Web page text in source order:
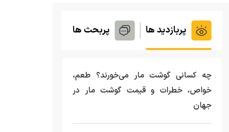
پربازدید ها پربحث ها
چه کسانی گوشت مار می‌خورند؟ طعم،
خواص، خطرات و قیمت گوشت مار در
جهان